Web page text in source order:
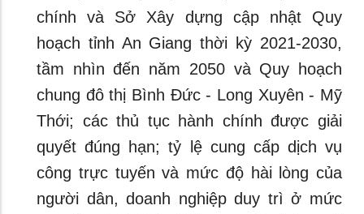
chính và Sở Xây dựng cập nhật Quy
hoạch tỉnh An Giang thời kỳ 2021-2030,
tầm nhìn đến năm 2050 và Quy hoạch
chung đô thị Bình Đức - Long Xuyên - Mỹ
Thới; các thủ tục hành chính được giải
quyết đúng hạn; tỷ lệ cung cấp dịch vụ
công trực tuyến và mức độ hài lòng của
người dân, doanh nghiệp duy trì ở mức